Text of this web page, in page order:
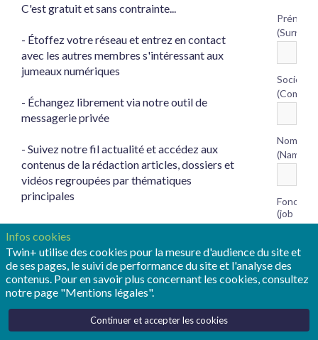
C'est gratuit et sans contrainte...
- Étoffez votre réseau et entrez en contact
avec les autres membres s'intéressant aux
jumeaux numériques
- Échangez librement via notre outil de
messagerie privée
- Suivez notre fil actualité et accédez aux
contenus de la rédaction articles, dossiers et
vidéos regroupées par thématiques
principales
- Participez à nos webinars et échangez
avec nos experts
- Partagez votre point de vue à travers les
tribunes
- Accédez aux offres d'emplois
Prénom
Société
Nom
(Name)
Fonction
(job
title) *
Email *
Infos cookies
Twin+ utilise des cookies pour la mesure d'audience du site et
de ses pages, le suivi de performance du site et l'analyse des
contenus. Pour en savoir plus concernant les cookies, consultez
notre page "Mentions légales".
Continuer et accepter les cookies